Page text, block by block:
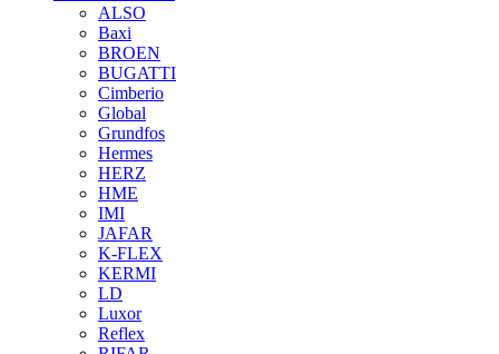
ALSO
Baxi
BROEN
BUGATTI
Cimberio
Global
Grundfos
Hermes
HERZ
HME
IMI
JAFAR
K-FLEX
KERMI
LD
Luxor
Reflex